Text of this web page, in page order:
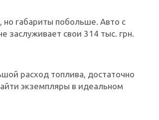
габариты побольше. Авто с
заслуживает свои 314 тыс. грн.
расход топлива, достаточно
экземпляры в идеальном